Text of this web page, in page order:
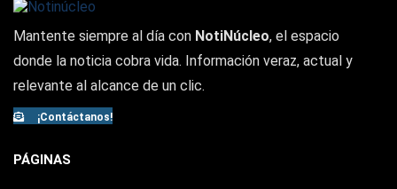
Mantente siempre al día con NotiNúcleo, el espacio
donde la noticia cobra vida. Información veraz, actual y
relevante al alcance de un clic.
¡Contáctanos!
PÁGINAS